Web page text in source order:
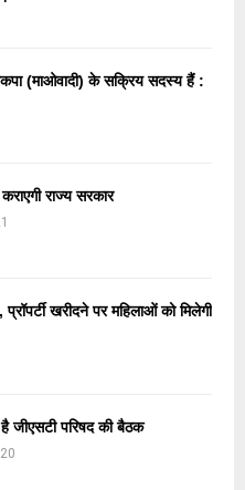
(माओवादी) के सक्रिय सदस्य हैं :
राज्य सरकार
खरीदने पर महिलाओं को मिलेगी
है जीएसटी परिषद की बैठक